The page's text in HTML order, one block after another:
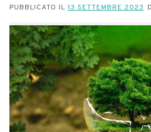
PUBBLICATO IL 13 SETTEMBRE 2023